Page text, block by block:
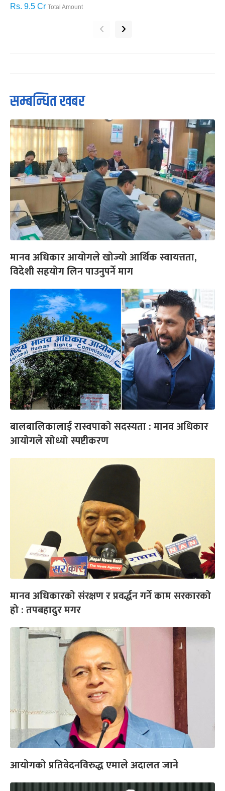
Rs. 9.5 Cr Total Amount
‹ ›
सम्बन्धित खबर
मानव अधिकार आयोगले खोज्यो आर्थिक स्वायत्तता,
विदेशी सहयोग लिन पाउनुपर्ने माग
बालबालिकालाई रास्वपाको सदस्यता : मानव अधिकार
आयोगले सोध्यो स्पष्टीकरण
मानव अधिकारको संरक्षण र प्रवर्द्धन गर्ने काम सरकारको
हो : तपबहादुर मगर
आयोगको प्रतिवेदनविरुद्ध एमाले अदालत जाने